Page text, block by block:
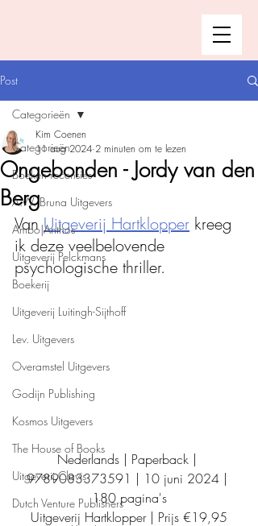
Post
Categorieën
Boeken recensies
A.W. Bruna Uitgevers
Ambo|Anthos
Uitgeverij Pelckmans
Boekerij
Uitgeverij Luitingh-Sijthoff
Lev. Uitgevers
Overamstel Uitgevers
Godijn Publishing
Kosmos Uitgevers
The House of Books
Uitgeverij Clavis
Dutch Venture Publishers
Categorieën
Ongebonden - Jordy van den
Berg
Kim Coenen
11 aug 2024 2 minuten om te lezen
Van Uitgeverij Hartklopper kreeg
ik deze veelbelovende
psychologische thriller.
Nederlands | Paperback |
9789083373591 | 10 juni 2024 |
180 pagina's
Uitgeverij Hartklopper | Prijs €19,95